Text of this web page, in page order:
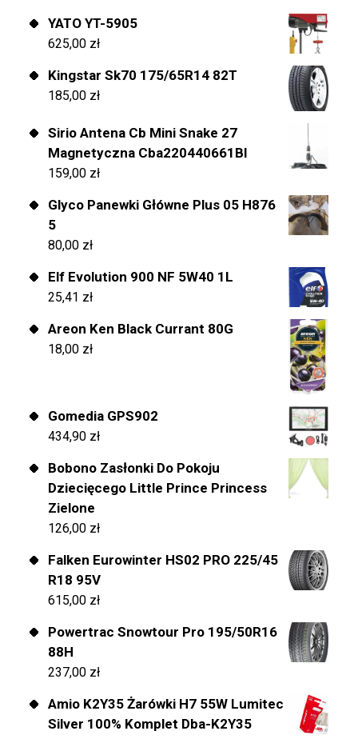
YATO YT-5905
625,00 zł
Kingstar Sk70 175/65R14 82T
185,00 zł
Sirio Antena Cb Mini Snake 27
Magnetyczna Cba220440661Bl
159,00 zł
Glyco Panewki Główne Plus 05 H876
5
80,00 zł
Elf Evolution 900 NF 5W40 1L
25,41 zł
Areon Ken Black Currant 80G
18,00 zł
Gomedia GPS902
434,90 zł
Bobono Zasłonki Do Pokoju
Dziecięcego Little Prince Princess
Zielone
126,00 zł
Falken Eurowinter HS02 PRO 225/45
R18 95V
615,00 zł
Powertrac Snowtour Pro 195/50R16
88H
237,00 zł
Amio K2Y35 Żarówki H7 55W Lumitec
Silver 100% Komplet Dba-K2Y35